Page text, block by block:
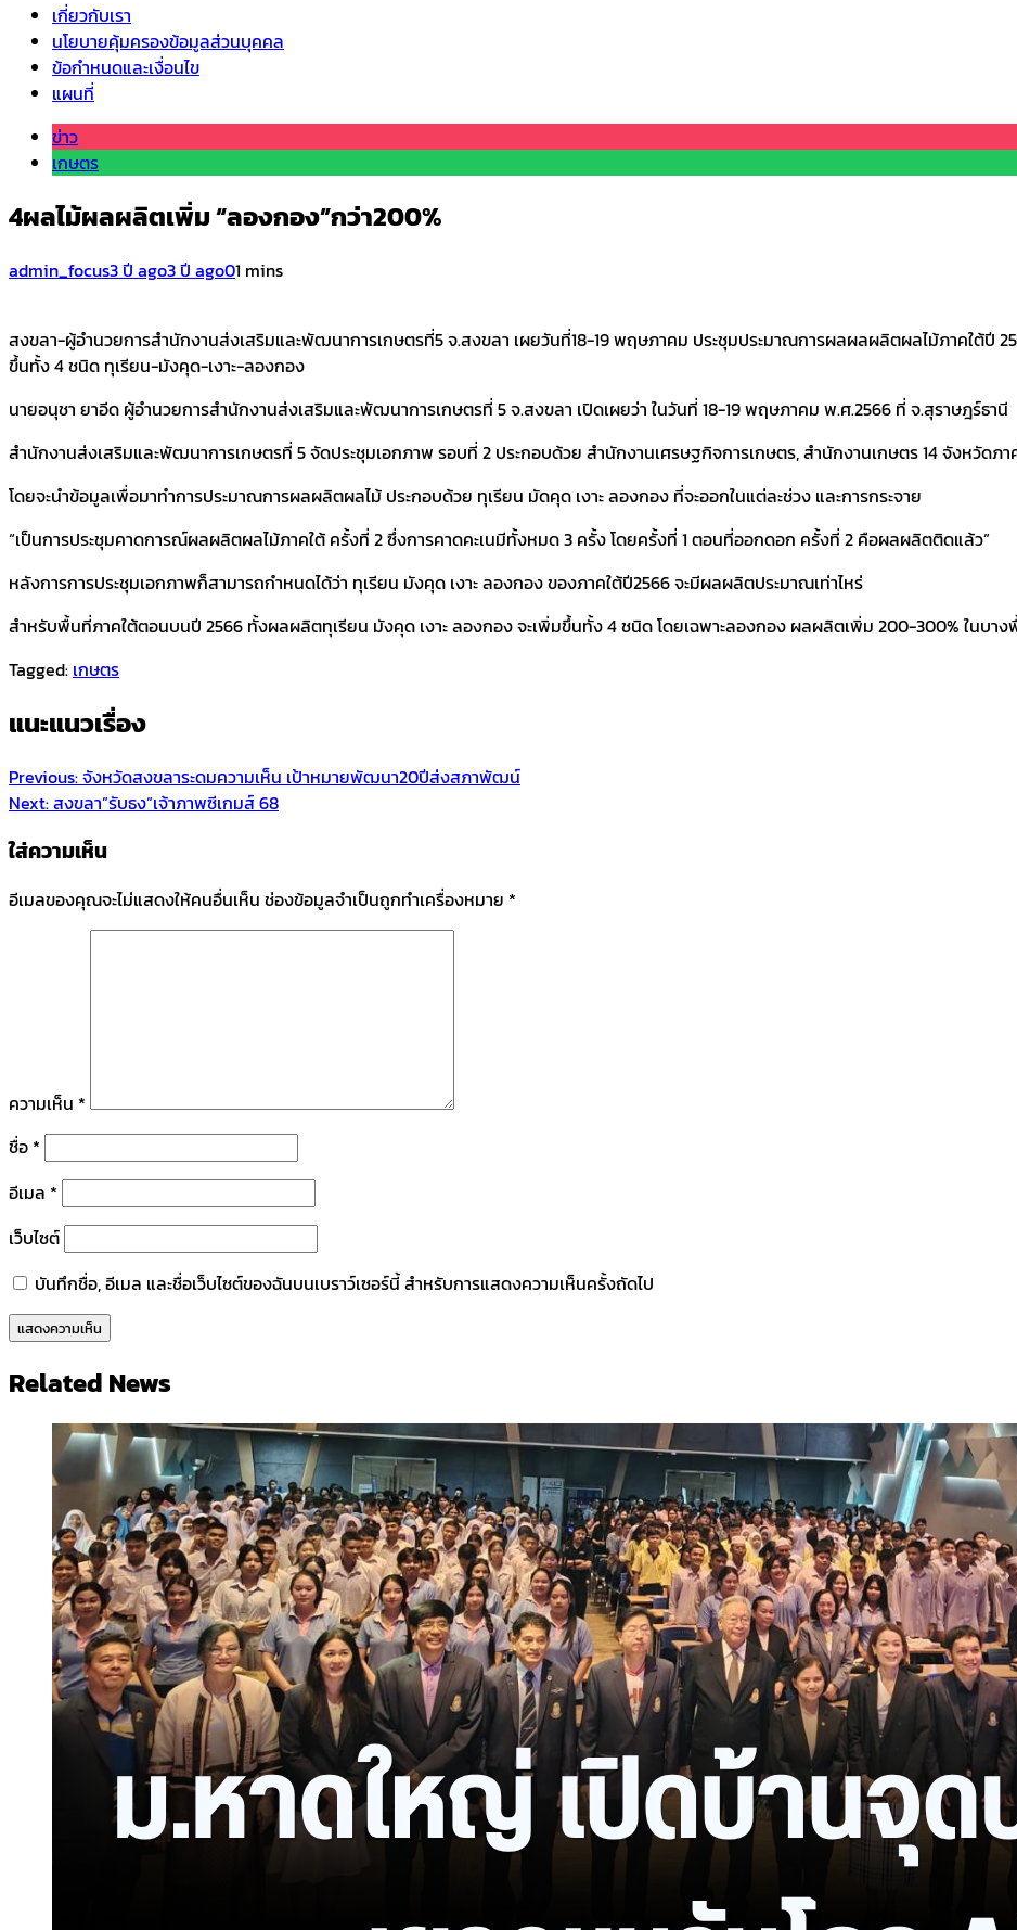
เกี่ยวกับเรา
นโยบายคุ้มครองข้อมูลส่วนบุคคล
ข้อกำหนดและเงื่อนไข
แผนที่
ข่าว
เกษตร
4ผลไม้ผลผลิตเพิ่ม “ลองกอง”กว่า200%
admin_focus3 ปี ago3 ปี ago01 mins
สงขลา-ผู้อำนวยการสำนักงานส่งเสริมและพัฒนาการเกษตรที่5 จ.สงขลา เผยวันที่18-19 พฤษภาคม ประชุมประมาณการผลผลผลิตผลไม้ภาคใต้ปี
ขึ้นทั้ง 4 ชนิด ทุเรียน-มังคุด-เงาะ-ลองกอง
นายอนุชา ยาอีด ผู้อำนวยการสำนักงานส่งเสริมและพัฒนาการเกษตรที่ 5 จ.สงขลา เปิดเผยว่า ในวันที่ 18-19 พฤษภาคม พ.ศ.2566 ที่ จ.สุราษฎร์ธานี
สำนักงานส่งเสริมและพัฒนาการเกษตรที่ 5 จัดประชุมเอกภาพ รอบที่ 2 ประกอบด้วย สำนักงานเศรษฐกิจการเกษตร, สำนักงานเกษตร 14 จังหวัดภา
โดยจะนำข้อมูลเพื่อมาทำการประมาณการผลผลิตผลไม้ ประกอบด้วย ทุเรียน มัดคุด เงาะ ลองกอง ที่จะออกในแต่ละช่วง และการกระจาย
“เป็นการประชุมคาดการณ์ผลผลิตผลไม้ภาคใต้ ครั้งที่ 2 ซึ่งการคาดคะเนมีทั้งหมด 3 ครั้ง โดยครั้งที่ 1 ตอนที่ออกดอก ครั้งที่ 2 คือผลผลิตติดแล้ว”
หลังการการประชุมเอกภาพก็สามารถกำหนดได้ว่า ทุเรียน มังคุด เงาะ ลองกอง ของภาคใต้ปี2566 จะมีผลผลิตประมาณเท่าไหร่
สำหรับพื้นที่ภาคใต้ตอนบนปี 2566 ทั้งผลผลิตทุเรียน มังคุด เงาะ ลองกอง จะเพิ่มขึ้นทั้ง 4 ชนิด โดยเฉพาะลองกอง ผลผลิตเพิ่ม 200-300% ในบา
Tagged: เกษตร
แนะแนวเรื่อง
Previous:จังหวัดสงขลาระดมความเห็น เป้าหมายพัฒนา20ปีส่งสภาพัฒน์
Next:สงขลา”รับธง”เจ้าภาพซีเกมส์ 68
ใส่ความเห็น
อีเมลของคุณจะไม่แสดงให้คนอื่นเห็น ช่องข้อมูลจำเป็นถูกทำเครื่องหมาย *
ความเห็น *
ชื่อ *
อีเมล *
เว็บไซต์
บันทึกชื่อ, อีเมล และชื่อเว็บไซต์ของฉันบนเบราว์เซอร์นี้ สำหรับการแสดงความเห็นครั้งถัดไป
Related News